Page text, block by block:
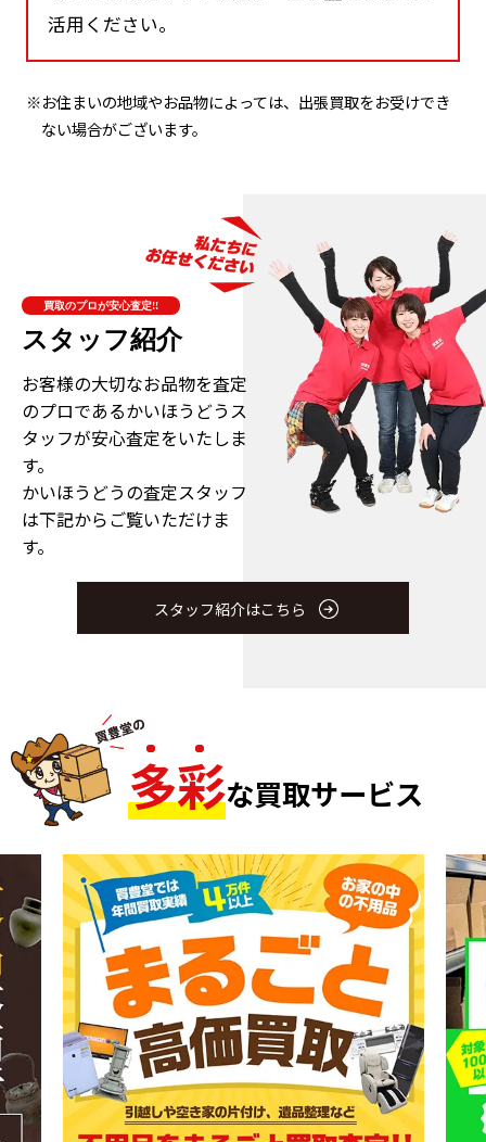
活用ください。
※お住まいの地域やお品物によっては、出張買取をお受けでき
ない場合がございます。
買取のプロが安心査定!!
スタッフ紹介
お客様の大切なお品物を査定
のプロであるかいほうどうス
タッフが安心査定をいたしま
す。
かいほうどうの査定スタッフ
は下記からご覧いただけま
す。
スタッフ紹介はこちら
多彩な買取サービス